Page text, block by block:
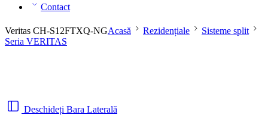
Contact
Veritas CH-S12FTXQ-NGAcasă Rezidențiale
Sisteme split
Seria VERITAS
Deschideți Bara Laterală